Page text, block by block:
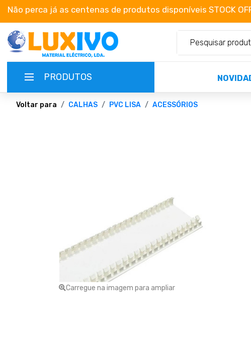
Não perca já as centenas de produtos disponíveis STOCK
PRODUTOS
geral@luxivo.pt
Voltar para CALHAS PVC LISA ACESSÓRIOS
Carregue na imagem para ampliar